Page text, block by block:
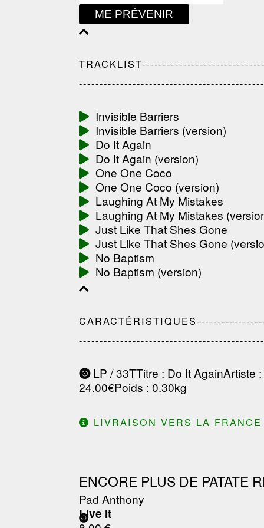
ME PRÉVENIR
Invisible Barriers
Invisible Barriers (version)
Do It Again
Do It Again (version)
One One Coco
One One Coco (version)
Laughing At My Mistakes
Laughing At My Mistakes
Just Like That Shes Gone
Just Like That Shes Gone
No Baptism
No Baptism (version)
LP / 33TTitre : Do It AgainArtiste
24.00€Poids : 0.30kg
LIVRAISON VERS LA
ENCORE PLUS DE PATATE
Pad Anthony
Live It